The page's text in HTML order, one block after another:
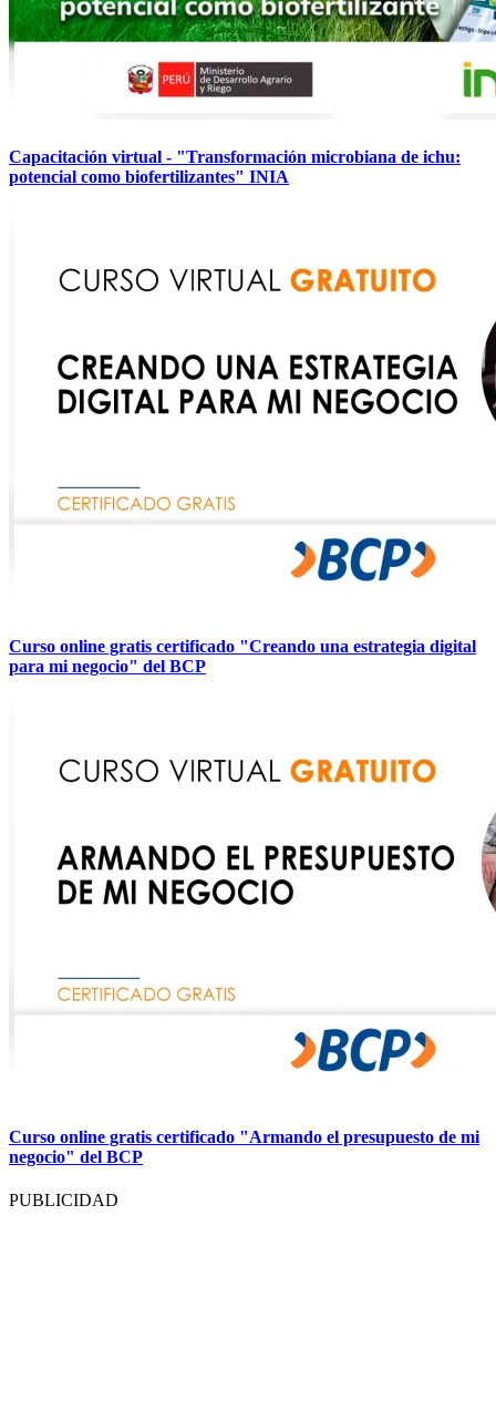
Capacitación virtual - "Transformación microbiana de ichu:
potencial como biofertilizantes" INIA
Curso online gratis certificado "Creando una estrategia digital
para mi negocio" del BCP
Curso online gratis certificado "Armando el presupuesto de mi
negocio" del BCP
PUBLICIDAD